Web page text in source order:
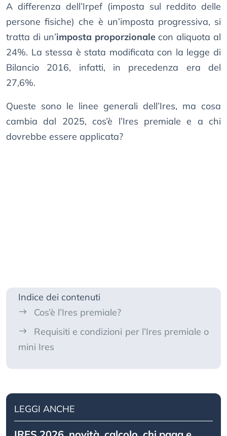
A differenza dell’Irpef (imposta sul reddito delle
persone fisiche) che è un’imposta progressiva, si
tratta di un’imposta proporzionalecon aliquota al
24%. La stessa è stata modificata con la legge di
Bilancio 2016, infatti, in precedenza era del
27,6%.
Queste sono le linee generali dell’Ires, ma cosa
cambia dal 2025, cos’è l’Ires premiale e a chi
dovrebbe essere applicata?
Indice dei contenuti
Cos’è l’Ires premiale?
Requisiti e condizioni per l’Ires premiale o
mini Ires
LEGGI ANCHE